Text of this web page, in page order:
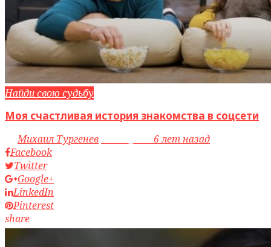
Найди свою судьбу
Моя счастливая история знакомства в соцсети
byМихаил Тургенев
6 лет назад
Facebook
Twitter
Google+
LinkedIn
Pinterest
share